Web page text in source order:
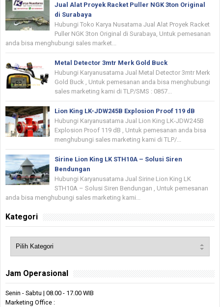
Jual Alat Proyek Racket Puller NGK 3ton Original
di Surabaya
Hubungi Toko Karya Nusatama Jual Alat Proyek Racket
Puller NGK 3ton Original di Surabaya, Untuk pemesanan
anda bisa menghubungi sales market...
Metal Detector 3mtr Merk Gold Buck
Hubungi Karyanusatama Jual Metal Detector 3mtr Merk
Gold Buck , Untuk pemesanan anda bisa menghubungi
sales marketing kami di TLP/SMS : 0857...
Lion King LK-JDW245B Explosion Proof 119 dB
Hubungi Karyanusatama Jual Lion King LK-JDW245B
Explosion Proof 119 dB , Untuk pemesanan anda bisa
menghubungi sales marketing kami di TLP/...
Sirine Lion King LK STH10A – Solusi Siren
Bendungan
Hubungi Karyanusatama Jual Sirine Lion King LK
STH10A – Solusi Siren Bendungan , Untuk pemesanan
anda bisa menghubungi sales marketing kami...
Kategori
Jam Operasional
Senin - Sabtu | 08.00 - 17.00 WIB
Marketing Office :